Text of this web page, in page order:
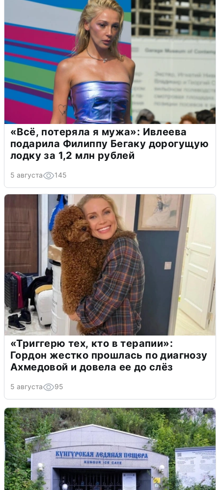
«Всё, потеряла я мужа»: Ивлеева
подарила Филиппу Бегаку дорогущую
лодку за 1,2 млн рублей
5 августа 145
«Триггерю тех, кто в терапии»:
Гордон жестко прошлась по диагнозу
Ахмедовой и довела ее до слёз
5 августа 95